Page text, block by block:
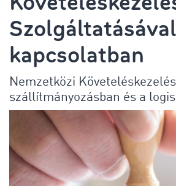
Szolgáltatásával
kapcsolatban
Nemzetközi
szállítmányozásban és a